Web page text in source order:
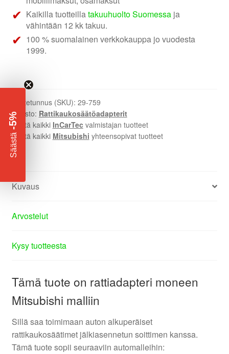
Kaikilla tuotteillatakuuhuolto Suomessa ja
vähintään 12 kk takuu.
100 % suomalainen verkkokauppa jo vuodesta
1999.
Tuotetunnus (SKU): 29-759
Osasto: Rattikaukosäätöadapterit
Näytä kaikki InCarTecvalmistajan tuotteet
Näytä kaikki Mitsubishi yhteensopivat tuotteet
Kuvaus
Arvostelut
Kysy tuotteesta
Tämä tuote on rattiadapteri moneen
Mitsubishi malliin
Sillä saa toimimaan auton alkuperäiset
rattikaukosäätimet jälkiasennetun soittimen kanssa.
Tämä tuote sopii seuraaviin automalleihin:
Säästä
-5%